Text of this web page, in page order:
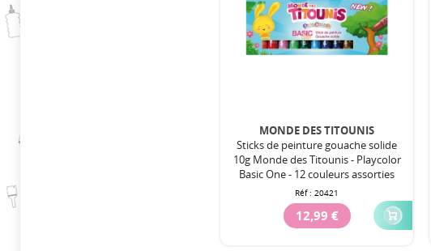
MONDE DES TITOUNIS
Sticks de peinture gouache solide
10g Monde des Titounis - Playcolor
Basic One - 12 couleurs assorties
Réf :20421
12,99 €